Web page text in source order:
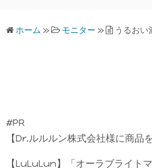
ホーム » モニター » うるおい
#PR
【Dr.ルルルン株式会社様に商品
【LuLuLun】「オーラブライトマ